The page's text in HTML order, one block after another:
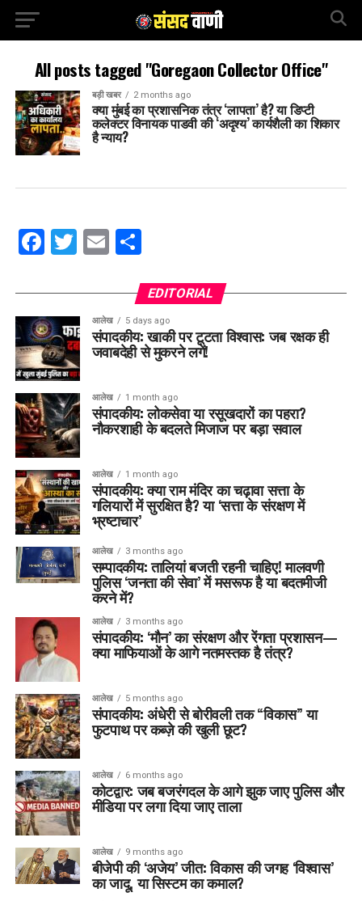
All posts tagged "Goregaon Collector Office"
बड़ी खबर 2 months ago
क्या मुंबई का प्रशासनिक तंत्र ‘लापता’ है? या डिप्टी
कलेक्टर विनायक पाडवी की ‘अदृश्य’ कार्यशैली का शिकार
है न्याय?
Facebook
Twitter
EmailShare
EDITORIAL
आलेख 5 days ago
संपादकीय: खाकी पर टूटता विश्वास: जब रक्षक ही
जवाबदेही से मुकरने लगें!
आलेख 1 month ago
संपादकीय: लोकसेवा या रसूखदारों का पहरा?
नौकरशाही के बदलते मिजाज पर बड़ा सवाल
आलेख 1 month ago
संपादकीय: क्या राम मंदिर का चढ़ावा सत्ता के
गलियारों में सुरक्षित है? या ‘सत्ता के संरक्षण में
भ्रष्टाचार’
आलेख 3 months ago
सम्पादकीय: तालियां बजती रहनी चाहिए! मालवणी
पुलिस ‘जनता की सेवा’ में मसरूफ है या बदतमीजी
करने में?
आलेख 3 months ago
संपादकीय: ‘मौन’ का संरक्षण और रेंगता प्रशासन—
क्या माफियाओं के आगे नतमस्तक है तंत्र?
आलेख 5 months ago
संपादकीय: अंधेरी से बोरीवली तक “विकास” या
फुटपाथ पर कब्ज़े की खुली छूट?
आलेख 6 months ago
कोटद्वार: जब बजरंगदल के आगे झुक जाए पुलिस और
मीडिया पर लगा दिया जाए ताला
आलेख 9 months ago
बीजेपी की ‘अजेय’ जीत: विकास की जगह ‘विश्वास’
का जादू, या सिस्टम का कमाल?